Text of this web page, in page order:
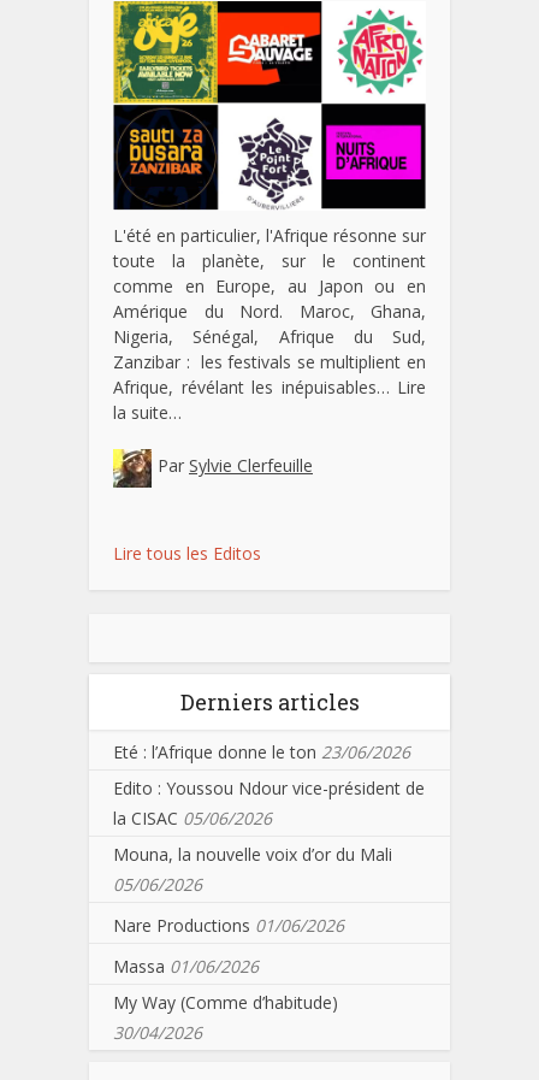
L'été en particulier, l'Afrique résonne sur
toute la planète, sur le continent
comme en Europe, au Japon ou en
Amérique du Nord. Maroc, Ghana,
Nigeria, Sénégal, Afrique du Sud,
Zanzibar : les festivals se multiplient en
Afrique, révélant les inépuisables… Lire
la suite…
Par Sylvie Clerfeuille
Lire tous les Editos
Derniers articles
Eté : l’Afrique donne le ton 23/06/2026
Edito : Youssou Ndour vice-président de
la CISAC 05/06/2026
Mouna, la nouvelle voix d’or du Mali
05/06/2026
Nare Productions 01/06/2026
Massa 01/06/2026
My Way (Comme d’habitude)
30/04/2026